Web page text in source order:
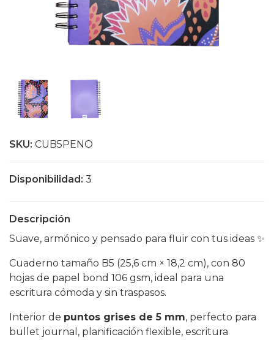
SKU: CUB5PENO
Disponibilidad: 3
Descripción
Suave, armónico y pensado para fluir con tus ideas ✨
Cuaderno tamaño B5 (25,6 cm × 18,2 cm), con 80
hojas de papel bond 106 gsm, ideal para una
escritura cómoda y sin traspasos.
Interior de puntos grises de 5 mm, perfecto para
bullet journal, planificación flexible, escritura